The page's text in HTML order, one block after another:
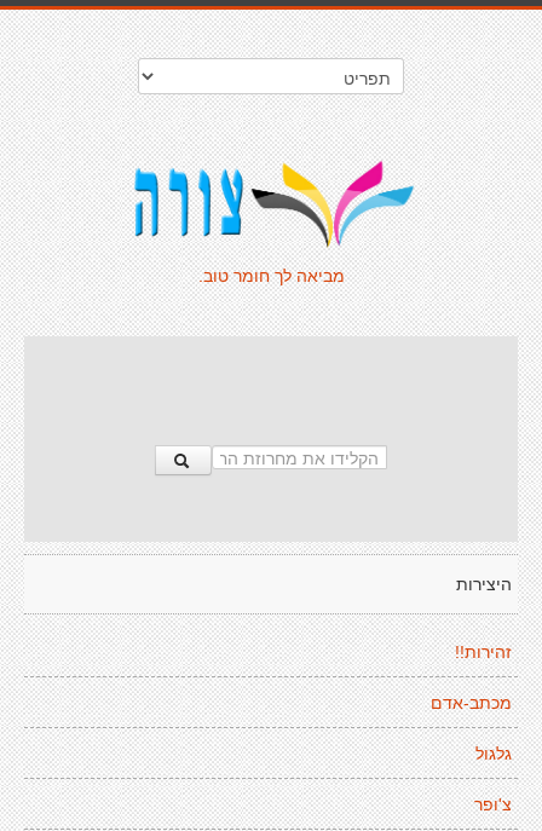
מביאה לך חומר טוב.
היצירות
זהירות!!
מכתב-אדם
גלגול
צ'ופר